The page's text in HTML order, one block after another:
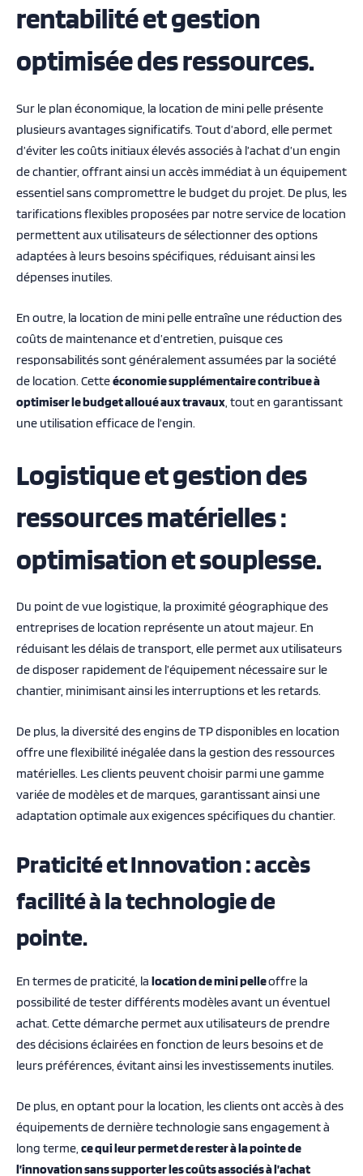
rentabilité et gestion
optimisée des ressources.
Sur le plan économique, la location de mini pelle présente
plusieurs avantages significatifs. Tout d’abord, elle permet
d’éviter les coûts initiaux élevés associés à l’achat d’un engin
de chantier, offrant ainsi un accès immédiat à un équipement
essentiel sans compromettre le budget du projet. De plus, les
tarifications flexibles proposées par notre service de location
permettent aux utilisateurs de sélectionner des options
adaptées à leurs besoins spécifiques, réduisant ainsi les
dépenses inutiles.
En outre, la location de mini pelle entraîne une réduction des
coûts de maintenance et d’entretien, puisque ces
responsabilités sont généralement assumées par la société
de location. Cetteéconomie supplémentaire contribue à
optimiser le budget alloué aux travaux , tout en garantissant
une utilisation efficace de l’engin.
Logistique et gestion des
ressources matérielles :
optimisation et souplesse.
Du point de vue logistique, la proximité géographique des
entreprises de location représente un atout majeur. En
réduisant les délais de transport, elle permet aux utilisateurs
de disposer rapidement de l’équipement nécessaire sur le
chantier, minimisant ainsi les interruptions et les retards.
De plus, la diversité des engins de TP disponibles en location
offre une flexibilité inégalée dans la gestion des ressources
matérielles. Les clients peuvent choisir parmi une gamme
variée de modèles et de marques, garantissant ainsi une
adaptation optimale aux exigences spécifiques du chantier.
Praticité et Innovation : accès
facilité à la technologie de
pointe.
En termes de praticité, la location de mini pelleoffre la
possibilité de tester différents modèles avant un éventuel
achat. Cette démarche permet aux utilisateurs de prendre
des décisions éclairées en fonction de leurs besoins et de
leurs préférences, évitant ainsi les investissements inutiles.
De plus, en optant pour la location, les clients ont accès à des
équipements de dernière technologie sans engagement à
long terme, ce qui leur permet de rester à la pointe de
l’innovation sans supporter les coûts associés à l’achat